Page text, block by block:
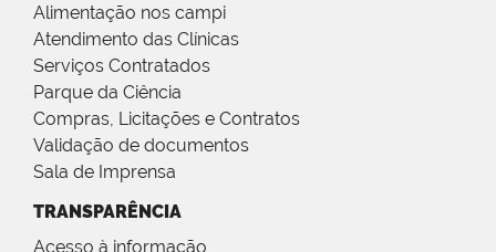
Alimentação nos campi
Atendimento das Clínicas
Serviços Contratados
Parque da Ciência
Compras, Licitações e Contratos
Validação de documentos
Sala de Imprensa
TRANSPARÊNCIA
Acesso à informação